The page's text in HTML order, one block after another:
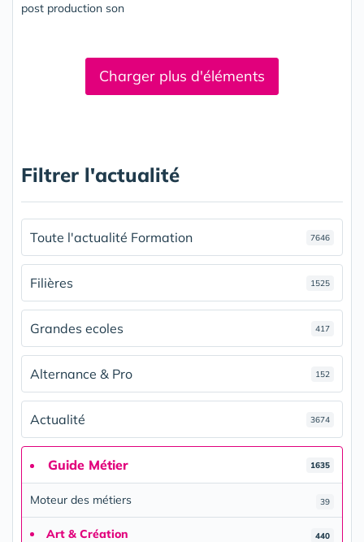
post production son
Charger plus d'éléments
Filtrer l'actualité
Toute l'actualité Formation 7646
Filières 1525
Grandes ecoles 417
Alternance & Pro 152
Actualité 3674
Guide Métier 1635
Moteur des métiers 39
Art & Création 440